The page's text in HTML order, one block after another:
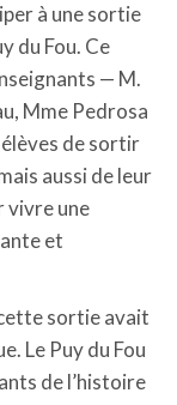
à une sortie
du Fou. Ce
— M.
Mme Pedrosa
de sortir
aussi de leur
vivre une
et
sortie avait
Le Puy du Fou
de l’histoire